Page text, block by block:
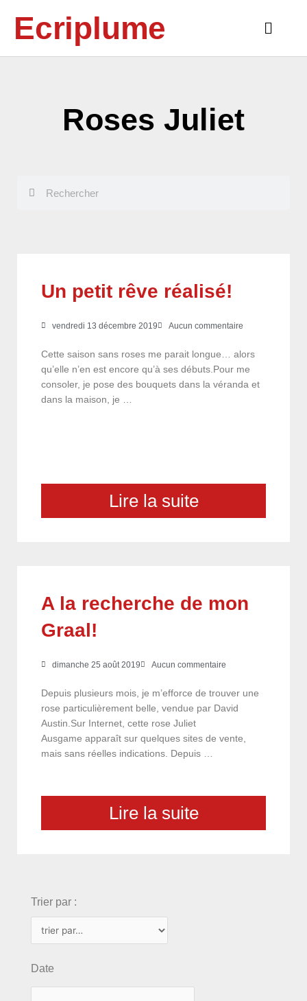
contenuEcriplume
Main
Roses Juliet
Un petit rêve réalisé!
vendredi 13 décembre 2019 Aucun commentaire
Cette saison sans roses me parait longue… alors
qu’elle n’en est encore qu’à ses débuts.Pour me
consoler, je pose des bouquets dans la véranda et
dans la maison, je …
Lire la suite
A la recherche de mon
Graal!
dimanche 25 août 2019 Aucun commentaire
Depuis plusieurs mois, je m’efforce de trouver une
rose particulièrement belle, vendue par David
Austin.Sur Internet, cette rose Juliet
Ausgame apparaît sur quelques sites de vente,
mais sans réelles indications. Depuis …
Lire la suite
Trier par :
Date